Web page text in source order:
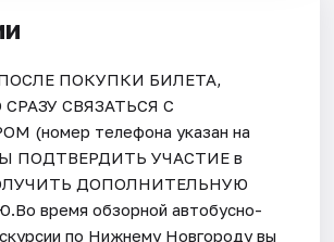
ПОКУПКИ БИЛЕТА,
СВЯЗАТЬСЯ С
(номер телефона указан на
ПОДТВЕРДИТЬ УЧАСТИЕ в
ДОПОЛНИТЕЛЬНУЮ
время обзорной автобусно-
по Нижнему Новгороду вы